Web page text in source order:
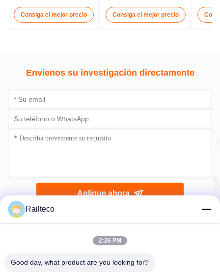
ferroviaria
Consiga el mejor precio
ferrocarril 12 - 15
metros
Consiga el mejor precio
de
Envíenos su investigación directamente
Aplique ahora
Railteco
2:26 PM
Good day, what product are you looking for?